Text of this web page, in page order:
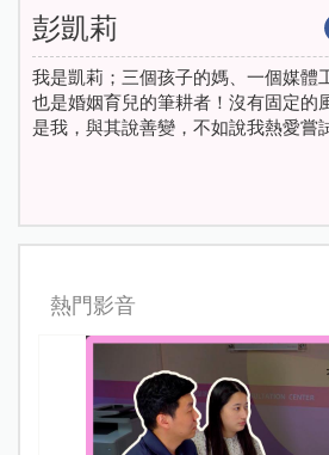
彭凱莉
我是凱莉；三個孩子的媽、一個媒體
也是婚姻育兒的筆耕者！沒有固定的
是我，與其說善變，不如說我熱愛嘗
熱門影音